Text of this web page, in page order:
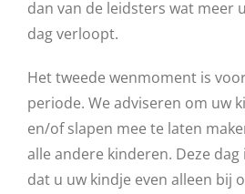
dan van de leidsters wat meer
dag verloopt.
Het tweede wenmoment is
periode. We adviseren om uw
en/of slapen mee te laten
alle andere kinderen. Deze
dat u uw kindje even alleen bij